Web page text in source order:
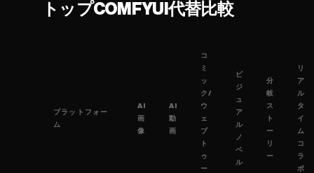
トップCOMFYUI代替比較
プラットフォー
ム
AI
画
像
AI
動
画
コ
ミ
ッ
ク/
ウ
ェ
ブ
ト
ゥ
ー
ビ
ジ
ュ
ア
ル
ノ
ベ
ル
分
岐
ス
ト
ー
リ
ー
リ
ア
ル
タ
イ
ム
コ
ラ
ボ